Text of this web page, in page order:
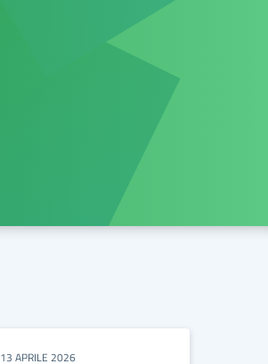
13 APRILE 2026